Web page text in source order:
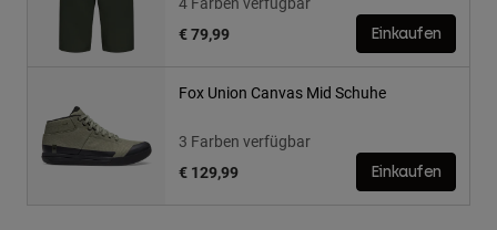
€ 79,99
Einkaufen
Fox Union Canvas Mid Schuhe
3 Farben verfügbar
€ 129,99
Einkaufen